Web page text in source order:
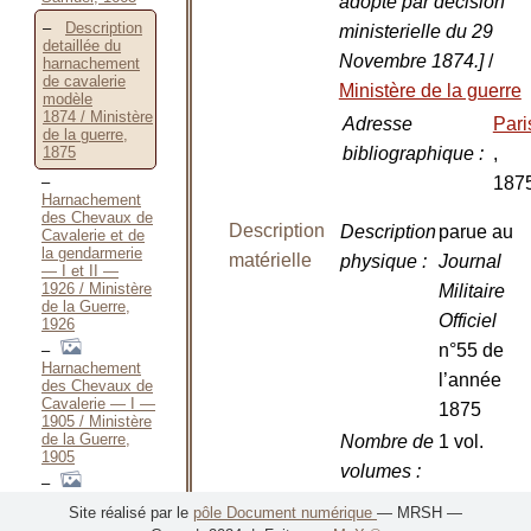
Description
detaillée du
harnachement
de cavalerie
modèle
1874 / Ministère
de la guerre,
1875
Harnachement
des Chevaux de
Cavalerie et de
la gendarmerie
— I et II —
1926 / Ministère
de la Guerre,
1926
Harnachement
des Chevaux de
Cavalerie — I —
1905 / Ministère
de la Guerre,
1905
des Chevaux de
ministerielle du 29
Novembre 1874.]/
Ministère de la guerre
Adresse
bibliographique: ,
Description
matérielle
Description
physique:
parue au
Journal
Militaire
Officiel
n°55 de
l’année
1875
Nombre de
volumes:
1 vol.
Illustrations planches
Site réalisé par le pôle Document numérique — MRSH —